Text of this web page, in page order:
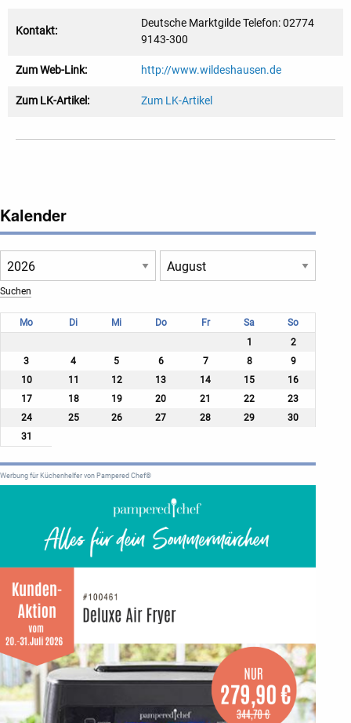
Kontakt:
Deutsche Marktgilde Telefon: 02774
9143-300
Zum Web-Link: http://www.wildeshausen.de
Zum LK-Artikel: Zum LK-Artikel
Kalender
Mo Di Mi Do Fr Sa
So
1
2
3
4 5 6 7 8
9
10
11 12 13 14 15
16
17
18 19 20 21 22
23
24
25 26 27 28 29
30
31
Werbung für Küchenhelfer von Pampered Chef®